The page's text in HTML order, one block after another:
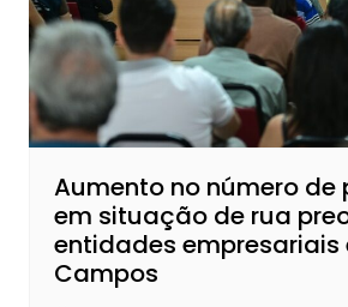
Aumento no número de
em situação de rua
entidades empresariais
Campos